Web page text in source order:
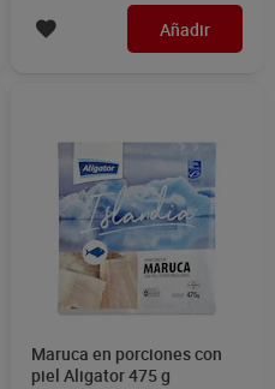
Añadir
Maruca en porciones con
piel Aligator 475 g